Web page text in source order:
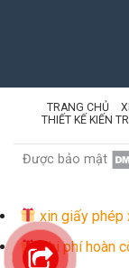
TRANG CHỦ
THIẾT KẾ KIẾN
Được bảo mật
xin giấy phép
Chi phí hoàn